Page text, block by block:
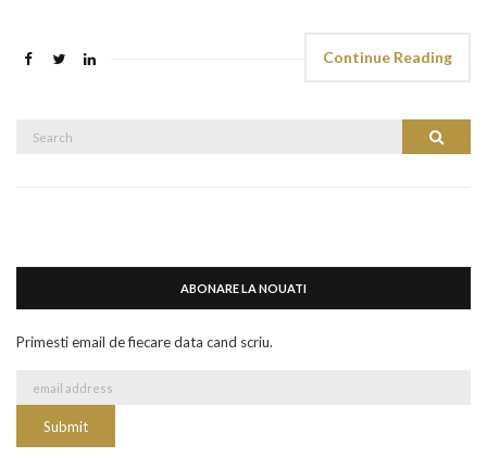
Continue Reading
Search
ABONARE LA NOUATI
Primesti email de fiecare data cand scriu.